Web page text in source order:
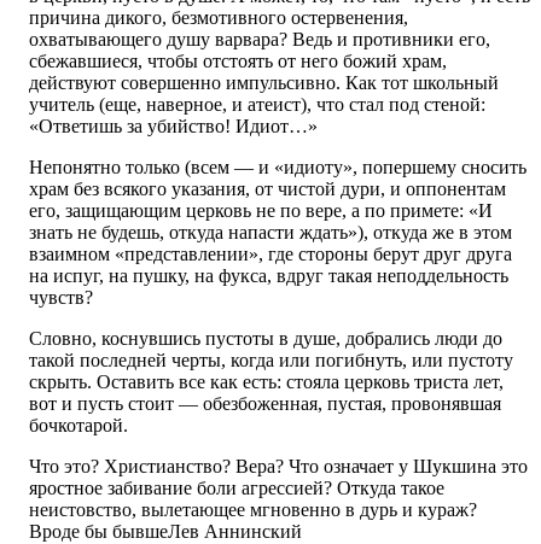
причина дикого, безмотивного остервенения,
охватывающего душу варвара? Ведь и противники его,
сбежавшиеся, чтобы отстоять от него божий храм,
действуют совершенно импульсивно. Как тот школьный
учитель (еще, наверное, и атеист), что стал под стеной:
«Ответишь за убийство! Идиот…»
Непонятно только (всем — и «идиоту», попершему сносить
храм без всякого указания, от чистой дури, и оппонентам
его, защищающим церковь не по вере, а по примете: «И
знать не будешь, откуда напасти ждать»), откуда же в этом
взаимном «представлении», где стороны берут друг друга
на испуг, на пушку, на фукса, вдруг такая неподдельность
чувств?
Словно, коснувшись пустоты в душе, добрались люди до
такой последней черты, когда или погибнуть, или пустоту
скрыть. Оставить все как есть: стояла церковь триста лет,
вот и пусть стоит — обезбоженная, пустая, провонявшая
бочкотарой.
Что это? Христианство? Вера? Что означает у Шукшина это
яростное забивание боли агрессией? Откуда такое
неистовство, вылетающее мгновенно в дурь и кураж?
Вроде бы бывшеЛев Аннинский